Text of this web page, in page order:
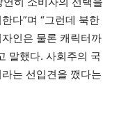
다”며 “그런데 북한
인은 물론 캐릭터까
말했다. 사회주의 국
는 선입견을 깼다는